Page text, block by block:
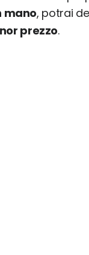
mano, potrai
prezzo.